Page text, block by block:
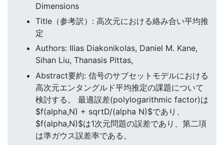
Dimensions
Title（参考訳）: 高次元における絡み合い平均推
定
Authors: Ilias Diakonikolas, Daniel M. Kane,
Sihan Liu, Thanasis Pittas,
Abstract要約: 信号のサブセットモデルにおける
高次元エンタングルド平均推定の課題について
検討する。 最適誤差(polylogarithmic factor)は
$f(alpha,N) + sqrtD/(alpha N)$であり、
$f(alpha,N)$は1次元問題の誤差であり、第二項
は準ガウス誤差率である。